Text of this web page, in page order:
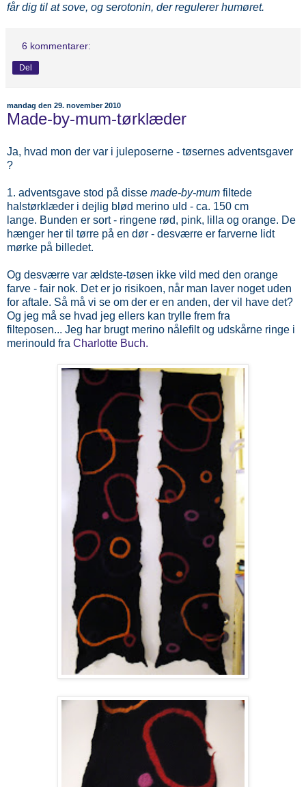
får dig til at sove, og serotonin, der regulerer humøret.
6 kommentarer:
Del
mandag den 29. november 2010
Made-by-mum-tørklæder
Ja, hvad mon der var i juleposerne - tøsernes adventsgaver
?
1. adventsgave stod på disse made-by-mum filtede
halstørklæder i dejlig blød merino uld - ca. 150 cm
lange. Bunden er sort - ringene rød, pink, lilla og orange. De
hænger her til tørre på en dør - desværre er farverne lidt
mørke på billedet.
Og desværre var ældste-tøsen ikke vild med den orange
farve - fair nok. Det er jo risikoen, når man laver noget uden
for aftale. Så må vi se om der er en anden, der vil have det?
Og jeg må se hvad jeg ellers kan trylle frem fra
filteposen... Jeg har brugt merino nålefilt og udskårne ringe i
merinould fra Charlotte Buch.